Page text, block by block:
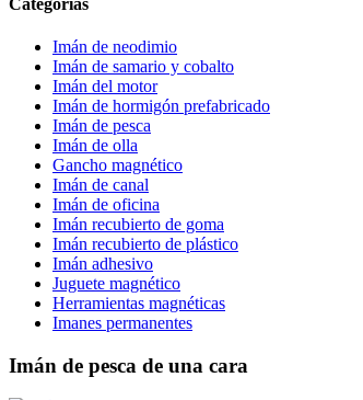
Imán de neodimio
Imán de samario y cobalto
Imán del motor
Imán de hormigón prefabricado
Imán de pesca
Imán de olla
Gancho magnético
Imán de canal
Imán de oficina
Imán recubierto de goma
Imán recubierto de plástico
Imán adhesivo
Juguete magnético
Herramientas magnéticas
Imanes permanentes
Imán de pesca de una cara